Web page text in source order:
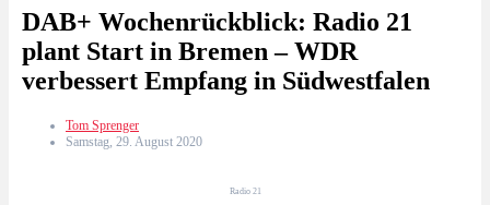
DAB+ Wochenrückblick: Radio 21
plant Start in Bremen – WDR
verbessert Empfang in Südwestfalen
Tom Sprenger
Samstag, 29. August 2020
Radio 21